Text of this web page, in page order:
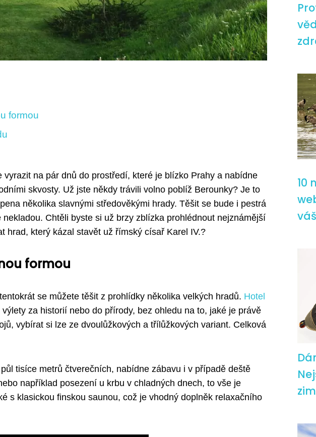
formou
na pár dnů do prostředí, které je blízko Prahy a nabídne
skvosty. Už jste někdy trávili volno poblíž Berounky? Je to
několika slavnými středověkými hrady. Těšit se bude i pestrá
Chtěli byste si už brzy zblízka prohlédnout nejznámější
hrad, který kázal stavět už římský císař Karel IV.?
formou
se můžete těšit z prohlídky několika velkých hradů. Hotel
výlety za historií nebo do přírody, bez ohledu na to, jaké je právě
vybírat si lze ze dvoulůžkových a třílůžkových variant. Celková
tisíce metrů čtverečních, nabídne zábavu i v případě deště
například posezení u krbu v chladných dnech, to vše je
s klasickou finskou saunou, což je vhodný doplněk relaxačního
10